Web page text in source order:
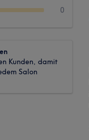
0
Kunden, damit
Salon